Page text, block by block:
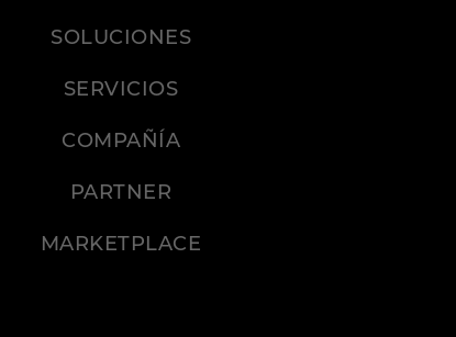
SOLUCIONES
SERVICIOS
COMPAÑÍA
PARTNER
MARKETPLACE